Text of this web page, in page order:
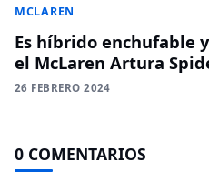
MCLAREN
Es híbrido enchufable
el McLaren Artura
26 FEBRERO 2024
0 COMENTARIOS